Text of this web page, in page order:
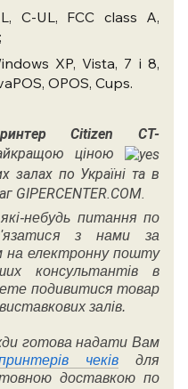
C-UL, FCC class A,
XP, Vista, 7 і 8,
OPOS, Cups.
Citizen CT-
ціною
залах по Україні та в
GIPERCENTER.COM.
небудь питання по
з нами за
електронну пошту
консультантів в
подивитися товар
залів.
готова надати Вам
чеків для
доставкою по